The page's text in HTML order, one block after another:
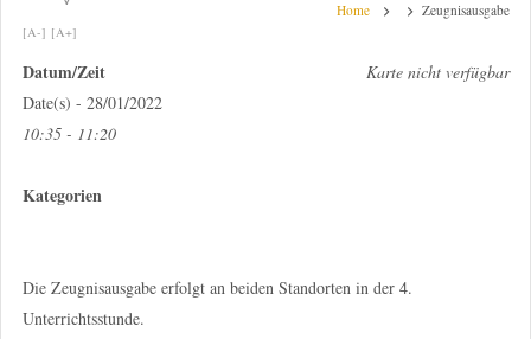
Home Zeugnisausgabe
[A-] [A+]
Karte nicht verfügbar
Datum/Zeit
Date(s) - 28/01/2022
10:35 - 11:20
Kategorien
Die Zeugnisausgabe erfolgt an beiden Standorten in der 4.
Unterrichtsstunde.